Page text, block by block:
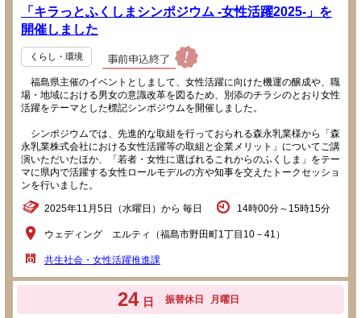
「キラっとふくしまシンポジウム -女性活躍2025-」を
開催しました
くらし・環境
福島県主催のイベントとしまして、女性活躍に向けた機運の醸成や、職
場・地域における男女の意識改革を図るため、別添のチラシのとおり女性
活躍をテーマとした標記シンポジウムを開催しました。
シンポジウムでは、先進的な取組を行っておられる森永乳業様から「森
永乳業株式会社における女性活躍等の取組と企業メリット」についてご講
演いただいたほか、「若者・女性に選ばれるこれからのふくしま」をテー
マに県内で活躍する女性ロールモデルの方や知事を交えたトークセッショ
ンを行いました。
2025年11月5日（水曜日）から 毎日 14時00分～15時15分
ウェディング エルティ（福島市野田町1丁目10－41）
共生社会・女性活躍推進課
24 日 振替休日 月曜日